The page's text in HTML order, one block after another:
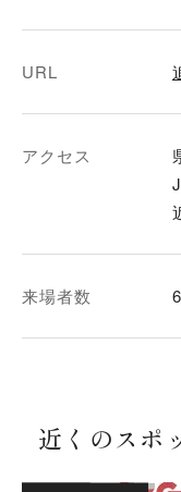
URL
アクセス
来場者数
近くのスポ